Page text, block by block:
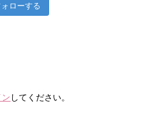
ォローする
ン してください。